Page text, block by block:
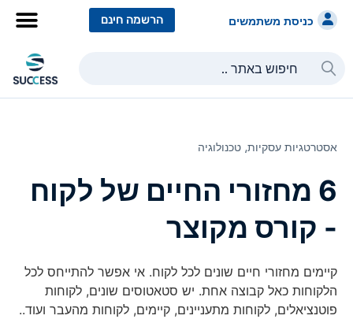
כניסת משתמשים הרשמה חינם
אסטרטגיות עסקיות⸲ טכנולוגיה
6 מחזורי החיים של לקוח
- קורס מקוצר
קיימים מחזורי חיים שונים לכל לקוח. אי אפשר להתייחס לכל
הלקוחות כאל קבוצה אחת. יש סטאטוסים שונים, לקוחות
פוטנציאלים, לקוחות מתעניינים, קיימים, לקוחות מהעבר ועוד..